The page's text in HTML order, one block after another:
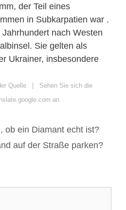
der Teil eines
in Subkarpatien war .
nach Westen
Sie gelten als
Ukrainer, insbesondere
Quelle | Sehen Sie sich die
an
ob ein Diamant echt ist?
auf der Straße parken?